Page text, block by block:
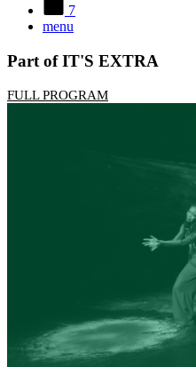
7
menu
Part of IT'S EXTRA
FULL PROGRAM